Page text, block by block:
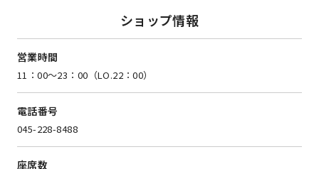
ショップ情報
営業時間
11：00～23：00（LO.22：00）
電話番号
045-228-8488
座席数